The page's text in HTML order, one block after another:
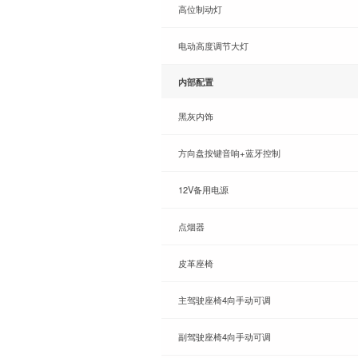
高位制动灯
电动高度调节大灯
内部配置
黑灰内饰
方向盘按键音响+蓝牙控制
12V备用电源
点烟器
皮革座椅
主驾驶座椅4向手动可调
副驾驶座椅4向手动可调